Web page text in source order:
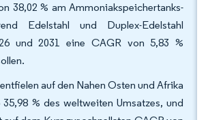
38,02 % am Ammoniakspeichertanks-
Edelstahl und Duplex-Edelstahl
und 2031 eine CAGR von 5,83 %
auf den Nahen Osten und Afrika
% des weltweiten Umsatzes, und